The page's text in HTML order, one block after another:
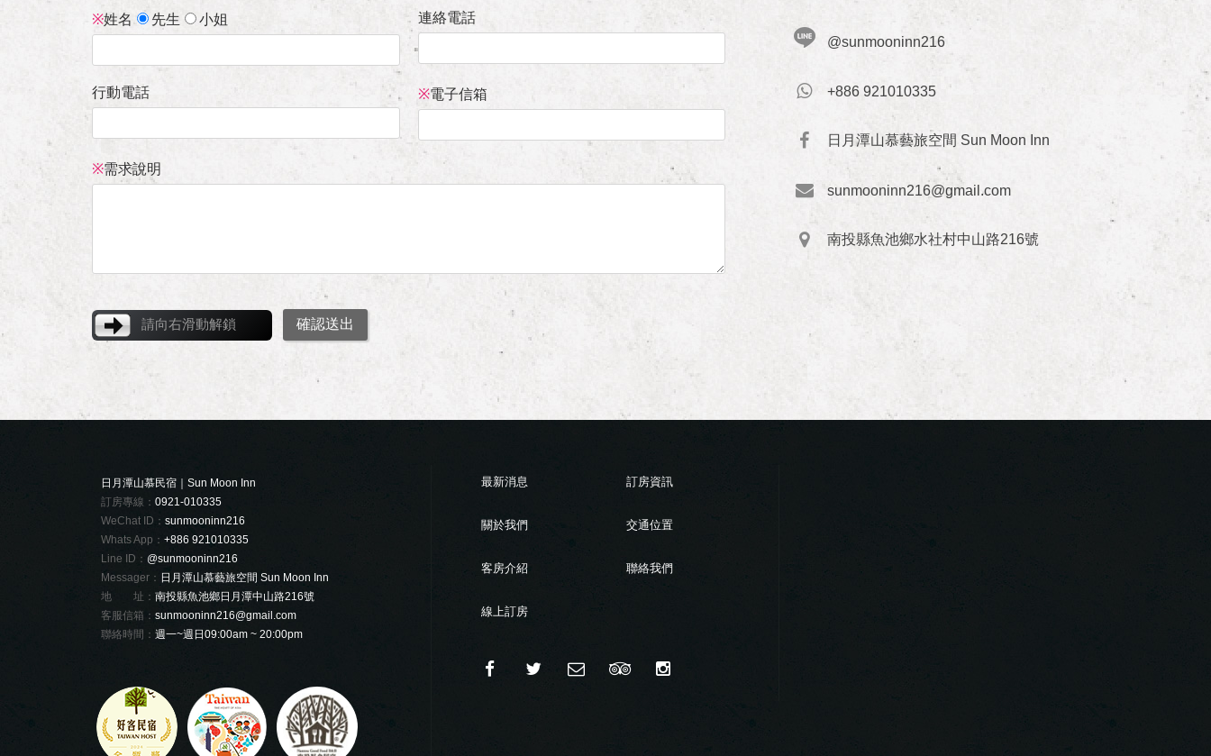
※姓名 先生 小姐 連絡電話
行動電話 ※電子信箱
※需求說明
請向右滑動解鎖 確認送出
@sunmooninn216
+886 921010335
日月潭山慕藝旅空間 Sun Moon Inn
sunmooninn216@gmail.com
南投縣魚池鄉水社村中山路216號
日月潭山慕民宿｜Sun Moon Inn
訂房專線： 0921-010335
WeChat ID： sunmooninn216
Whats App： +886 921010335
Line ID： @sunmooninn216
Messager： 日月潭山慕藝旅空間 Sun Moon Inn
地 址： 南投縣魚池鄉日月潭中山路216號
客服信箱： sunmooninn216@gmail.com
聯絡時間： 週一~週日09:00am ~ 20:00pm
最新消息 訂房資訊
關於我們 交通位置
客房介紹 聯絡我們
線上訂房